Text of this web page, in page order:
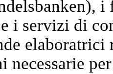
i servizi di
necessarie